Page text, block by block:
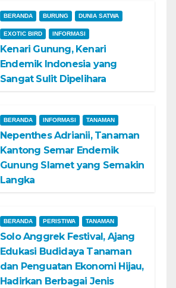
BERANDA BURUNG DUNIA SATWA
EXOTIC BIRD INFORMASI
Kenari Gunung, Kenari
Endemik Indonesia yang
Sangat Sulit Dipelihara
BERANDA INFORMASI TANAMAN
Nepenthes Adrianii, Tanaman
Kantong Semar Endemik
Gunung Slamet yang Semakin
Langka
BERANDA PERISTIWA TANAMAN
Solo Anggrek Festival, Ajang
Edukasi Budidaya Tanaman
dan Penguatan Ekonomi Hijau,
Hadirkan Berbagai Jenis